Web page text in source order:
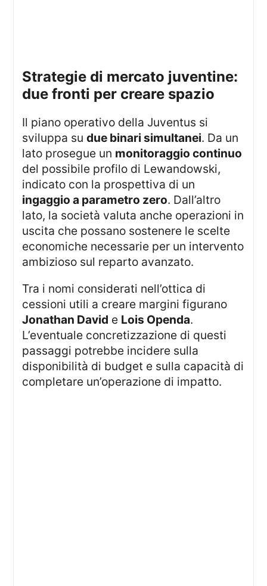
strategie di mercato juventine:
due fronti per creare spazio
Il piano operativo della Juventus si
sviluppa sudue binari simultanei. Da un
lato prosegue un monitoraggio continuo
del possibile profilo di Lewandowski,
indicato con la prospettiva di un
ingaggio a parametro zero. Dall’altro
lato, la società valuta anche operazioni in
uscita che possano sostenere le scelte
economiche necessarie per un intervento
ambizioso sul reparto avanzato.
Tra i nomi considerati nell’ottica di
cessioni utili a creare margini figurano
Jonathan David e Lois Openda.
L’eventuale concretizzazione di questi
passaggi potrebbe incidere sulla
disponibilità di budget e sulla capacità di
completare un’operazione di impatto.